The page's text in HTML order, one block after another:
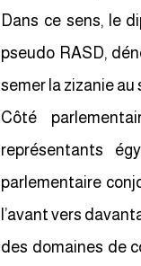
Dans ce sens, le
pseudo RASD,
semer la zizanie
Côté
représentants
parlementaire
l’avant vers
des domaines de